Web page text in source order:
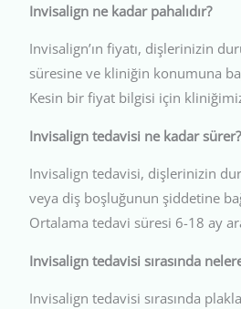
Invisalign ne kadar pahalıdır?
Invisalign’ın fiyatı, dişlerinizin
süresine ve kliniğin konumuna
Kesin bir fiyat bilgisi için
Invisalign tedavisi ne kadar sürer?
Invisalign tedavisi, dişlerinizin
veya diş boşluğunun şiddetine
Ortalama tedavi süresi 6-18 ay
Invisalign tedavisi sırasında
Invisalign tedavisi sırasında